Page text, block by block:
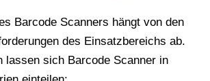
Barcode Scanners hängt von den
des Einsatzbereichs ab.
lassen sich Barcode Scanner in